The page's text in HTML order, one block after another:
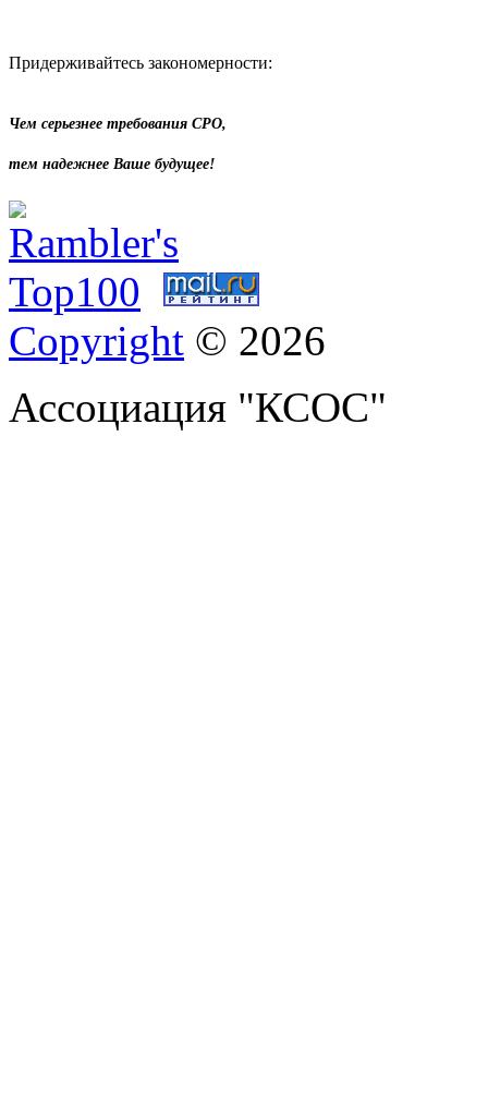
Придерживайтесь закономерности:
Чем серьезнее требования СРО,
тем надежнее Ваше будущее!
Copyright © 2026
Ассоциация "КСОС"